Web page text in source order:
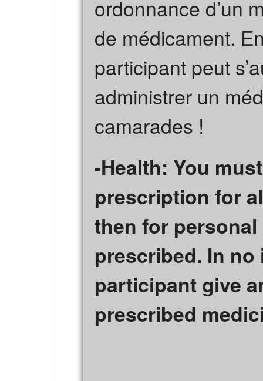
ordonnance d’un
de médicament.
participant peut
administrer un
camarades !
-Health: You
prescription for
then for
prescribed. In no
participant give
prescribed